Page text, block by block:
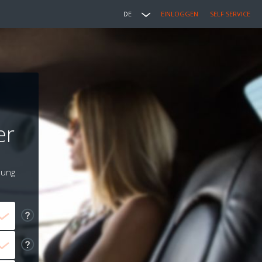
DE EINLOGGEN SELF SERVICE